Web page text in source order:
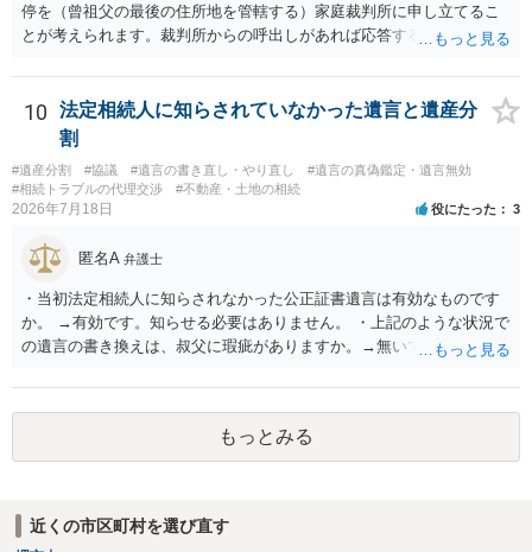
停を（曾祖父の最後の住所地を管轄する）家庭裁判所に申し立てるこ
とが考えられます。裁判所からの呼出しがあれば応答する可能性がま
能と思われます。時間が思った以上にないので必要書類をてきぱきと
揃える必要があります。その点是非御注意ください。
10
法定相続人に知らされていなかった遺言と遺産分
割
#遺産分割 #協議 #遺言の書き直し・やり直し
#遺言の真偽鑑定・遺言無効
#相続トラブルの代理交渉
#不動産・土地の相続
2026年7月18日 役にたった 3
匿名A 弁護士
・当初法定相続人に知らされなかった公正証書遺言は有効なものです
か。 →有効です。知らせる必要はありません。 ・上記のような状況で
の遺言の書き換えは、叔父に瑕疵がありますか。→無いです。 ・分割
ますか。 →本人が自由に決められますので、どこが妥当とは言えない
です。客観的な基準もありません。 ・できれば穏やかに、分割を拒否
することはできますか。 →分割を拒否するということは、遺産はいら
ないということでしょうか。遺言で、受取を指定されててもいらない
もっとみる
近くの市区町村を選び直す